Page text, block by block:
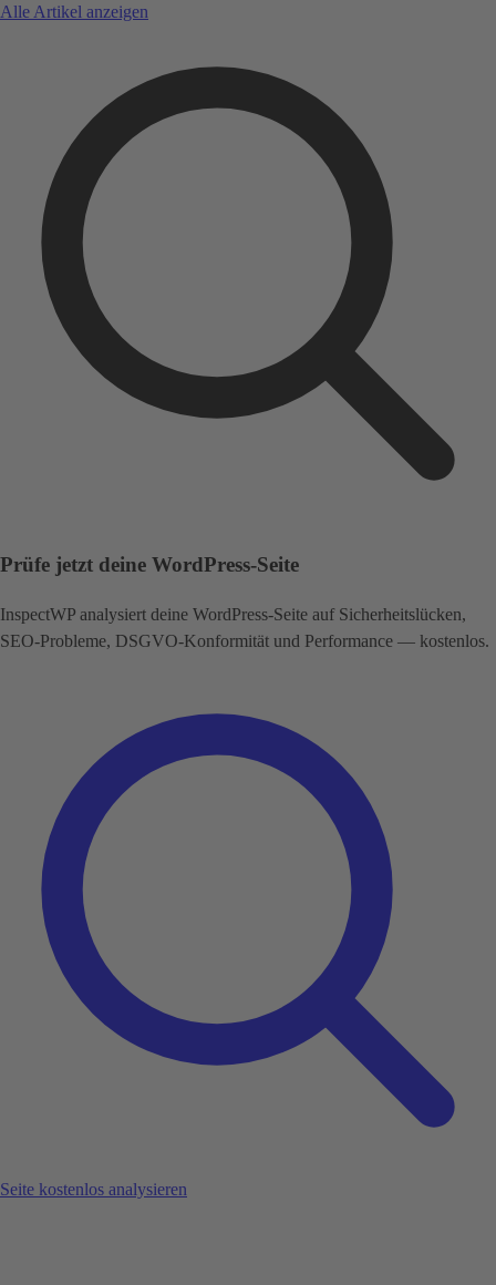
Alle Artikel anzeigen
Prüfe jetzt deine WordPress-Seite
InspectWP analysiert deine WordPress-Seite auf Sicherheitslücken,
SEO-Probleme, DSGVO-Konformität und Performance — kostenlos.
Seite kostenlos analysieren